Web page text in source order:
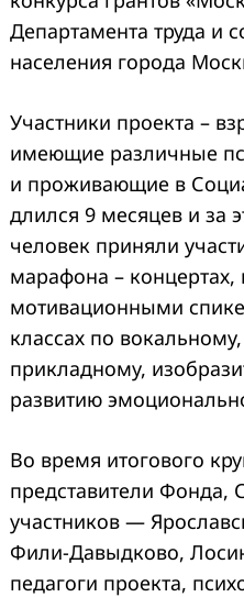
Департамента труда и
населения города
Участники проекта –
имеющие различные
и проживающие в
длился 9 месяцев и за
человек приняли
марафона – концертах,
мотивационными
классах по
прикладному,
развитию
Во время итогового
представители Фонда,
участников —
Фили-Давыдково,
педагоги проекта,